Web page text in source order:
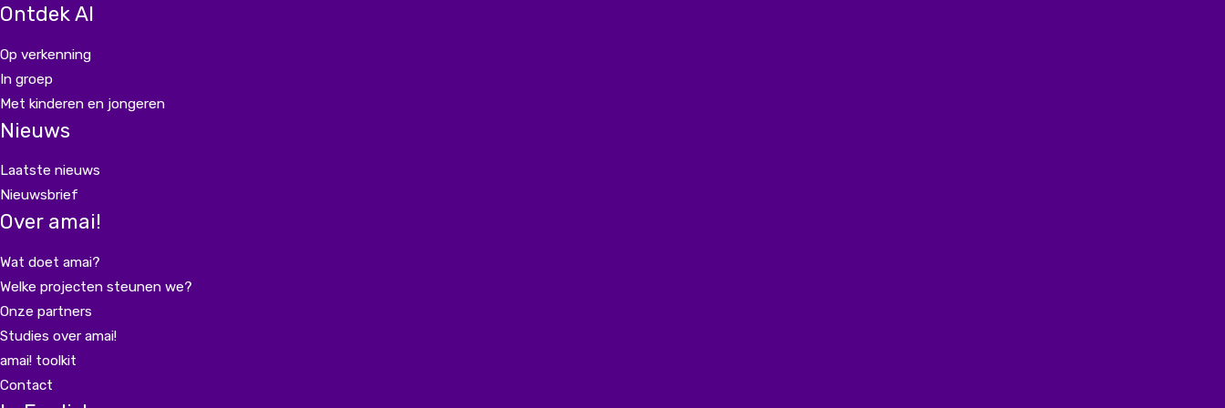
Ontdek AI
Op verkenning
In groep
Met kinderen en jongeren
Nieuws
Laatste nieuws
Nieuwsbrief
Over amai!
Wat doet amai?
Welke projecten steunen we?
Onze partners
Studies over amai!
amai! toolkit
Contact